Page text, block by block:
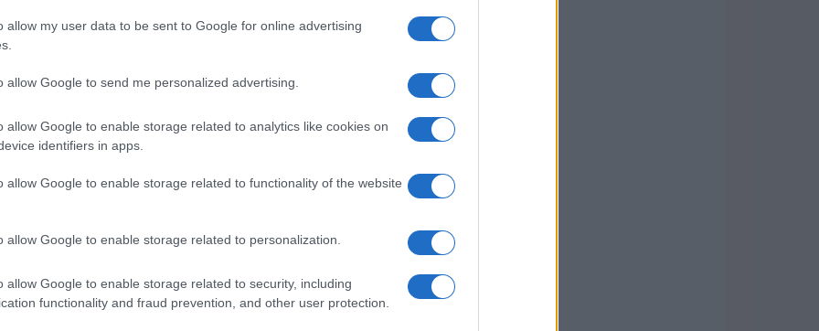
allow my user data to be sent to Google for online advertising
allow Google to send me personalized advertising.
allow Google to enable storage related to analytics like cookies on
identifiers in apps.
allow Google to enable storage related to functionality of the website
allow Google to enable storage related to personalization.
allow Google to enable storage related to security, including
functionality and fraud prevention, and other user protection.
che bloccano i social media durante le
È sorprendente quanto tempo si possa